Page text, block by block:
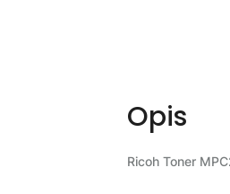
Opis
Ricoh Toner